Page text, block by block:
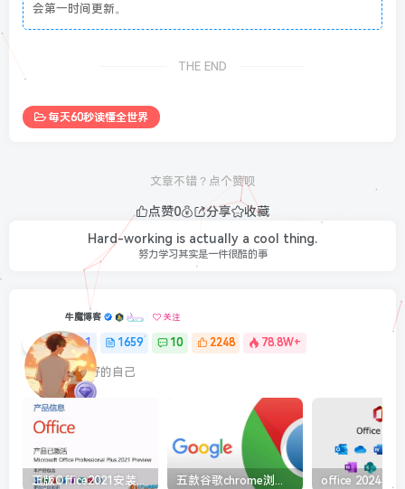
会第一时间更新。
THE END
每天60秒读懂全世界
文章不错？点个赞呗
点赞0 分享
收藏
Hard-working is actually a cool thing.
努力学习其实是一件很酷的事
牛魔博客 关注
1 1659 10 2248 78.8W+
最最好的自己
五款谷歌chrome浏览器截图插件工具推荐